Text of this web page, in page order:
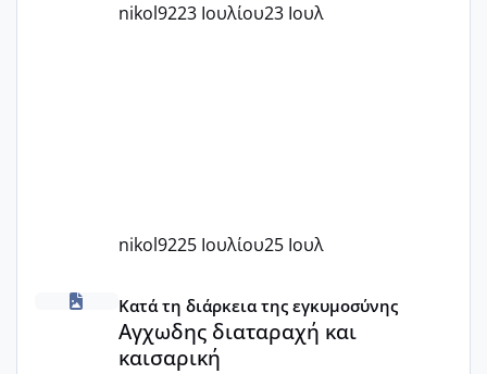
nikol9223 Ιουλίου23 Ιουλ
nikol9225 Ιουλίου25 Ιουλ
Αγχωδης διαταραχή και καισαρική
Κατά τη διάρκεια της εγκυμοσύνης
Αγχωδης διαταραχή και
καισαρική